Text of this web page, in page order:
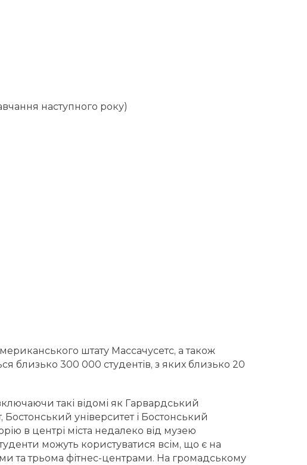
наступного року)
штату Массачусетс, а також
близько 300 000 студентів, з яких близько 20
такі відомі як Гарвардський
Бостонський університет і Бостонський
в центрі міста недалеко від музею
можуть користуватися всім, що є на
та трьома фітнес-центрами. На громадському